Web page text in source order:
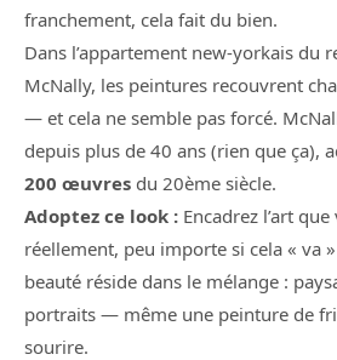
franchement, cela fait du bien.
Dans l’appartement new-yorkais du
McNally, les peintures recouvrent
— et cela ne semble pas forcé.
depuis plus de 40 ans (rien que ça),
200 œuvres du 20ème siècle.
Adoptez ce look : Encadrez l’art
réellement, peu importe si cela « va
beauté réside dans le mélange :
portraits — même une peinture de
sourire.